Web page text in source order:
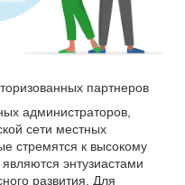
партнеров
администраторов,
сети местных
стремятся к высокому
энтузиастами
развития. Для